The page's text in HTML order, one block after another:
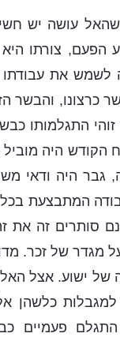
עושה יש
הפעם, צורתו
לשמש את
כרצונו, והבשר
התגלמותו
הקודש היה
גבר היה ודאי
המתבצעת
סותרים זה את
מגדר של זכר.
של ישוע. אצל
למגבלות
פעמיים